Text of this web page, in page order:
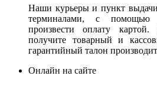
Наши курьеры и пункт
терминалами, с
произвести оплату
получите товарный и
гарантийный талон
Онлайн на сайте